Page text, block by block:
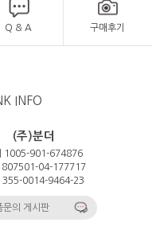
Q & A 구매후기
INFO
(주)분더
1005-901-674876
807501-04-177717
355-0014-9464-23
문의 게시판